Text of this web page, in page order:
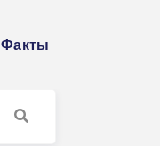
Факты